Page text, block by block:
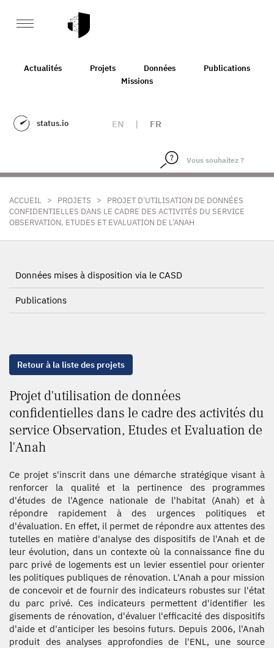
Actualités Projets Données
Publications
Missions
status.io EN | FR
ACCUEIL > PROJETS >
PROJET D'UTILISATION DE DONNÉES
CONFIDENTIELLES DANS LE CADRE DES ACTIVITÉS DU SERVICE
OBSERVATION, ETUDES ET EVALUATION DE L'ANAH
Données mises à disposition via le CASD
Publications
Retour à la liste des projets
Projet d'utilisation de données
confidentielles dans le cadre des activités du
service Observation, Etudes et Evaluation de
l'Anah
Ce projet s'inscrit dans une démarche stratégique visant à
renforcer la qualité et la pertinence des programmes
d'études de l'Agence nationale de l'habitat (Anah) et à
répondre rapidement à des urgences politiques et
d'évaluation. En effet, il permet de répondre aux attentes des
tutelles en matière d'analyse des dispositifs de l'Anah et de
leur évolution, dans un contexte où la connaissance fine du
parc privé de logements est un levier essentiel pour orienter
les politiques publiques de rénovation. L'Anah a pour mission
de concevoir et de fournir des indicateurs robustes sur l'état
du parc privé. Ces indicateurs permettent d'identifier les
gisements de rénovation, d'évaluer l'efficacité des dispositifs
d'aide et d'anticiper les besoins futurs. Depuis 2006, l'Anah
produit des analyses approfondies de l'ENL, une source